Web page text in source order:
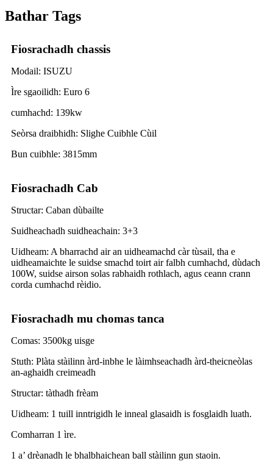
Bathar Tags
Fiosrachadh chassis
Modail: ISUZU
Ìre sgaoilidh: Euro 6
cumhachd: 139kw
Seòrsa draibhidh: Slighe Cuibhle Cùil
Bun cuibhle: 3815mm
Fiosrachadh Cab
Structar: ​​Caban dùbailte
Suidheachadh suidheachain: 3+3
Uidheam: A bharrachd air an uidheamachd càr tùsail, tha e
uidheamaichte le suidse smachd toirt air falbh cumhachd, dùdach
100W, suidse airson solas rabhaidh rothlach, agus ceann crann
corda cumhachd rèidio.
Fiosrachadh mu chomas tanca
Comas: 3500kg uisge
Stuth: Plàta stàilinn àrd-inbhe le làimhseachadh àrd-theicneòlas
an-aghaidh creimeadh
Structar: ​​tàthadh frèam
Uidheam: 1 tuill inntrigidh le inneal glasaidh is fosglaidh luath.
Comharran 1 ìre.
1 a’ drèanadh le bhalbhaichean ball stàilinn gun staoin.